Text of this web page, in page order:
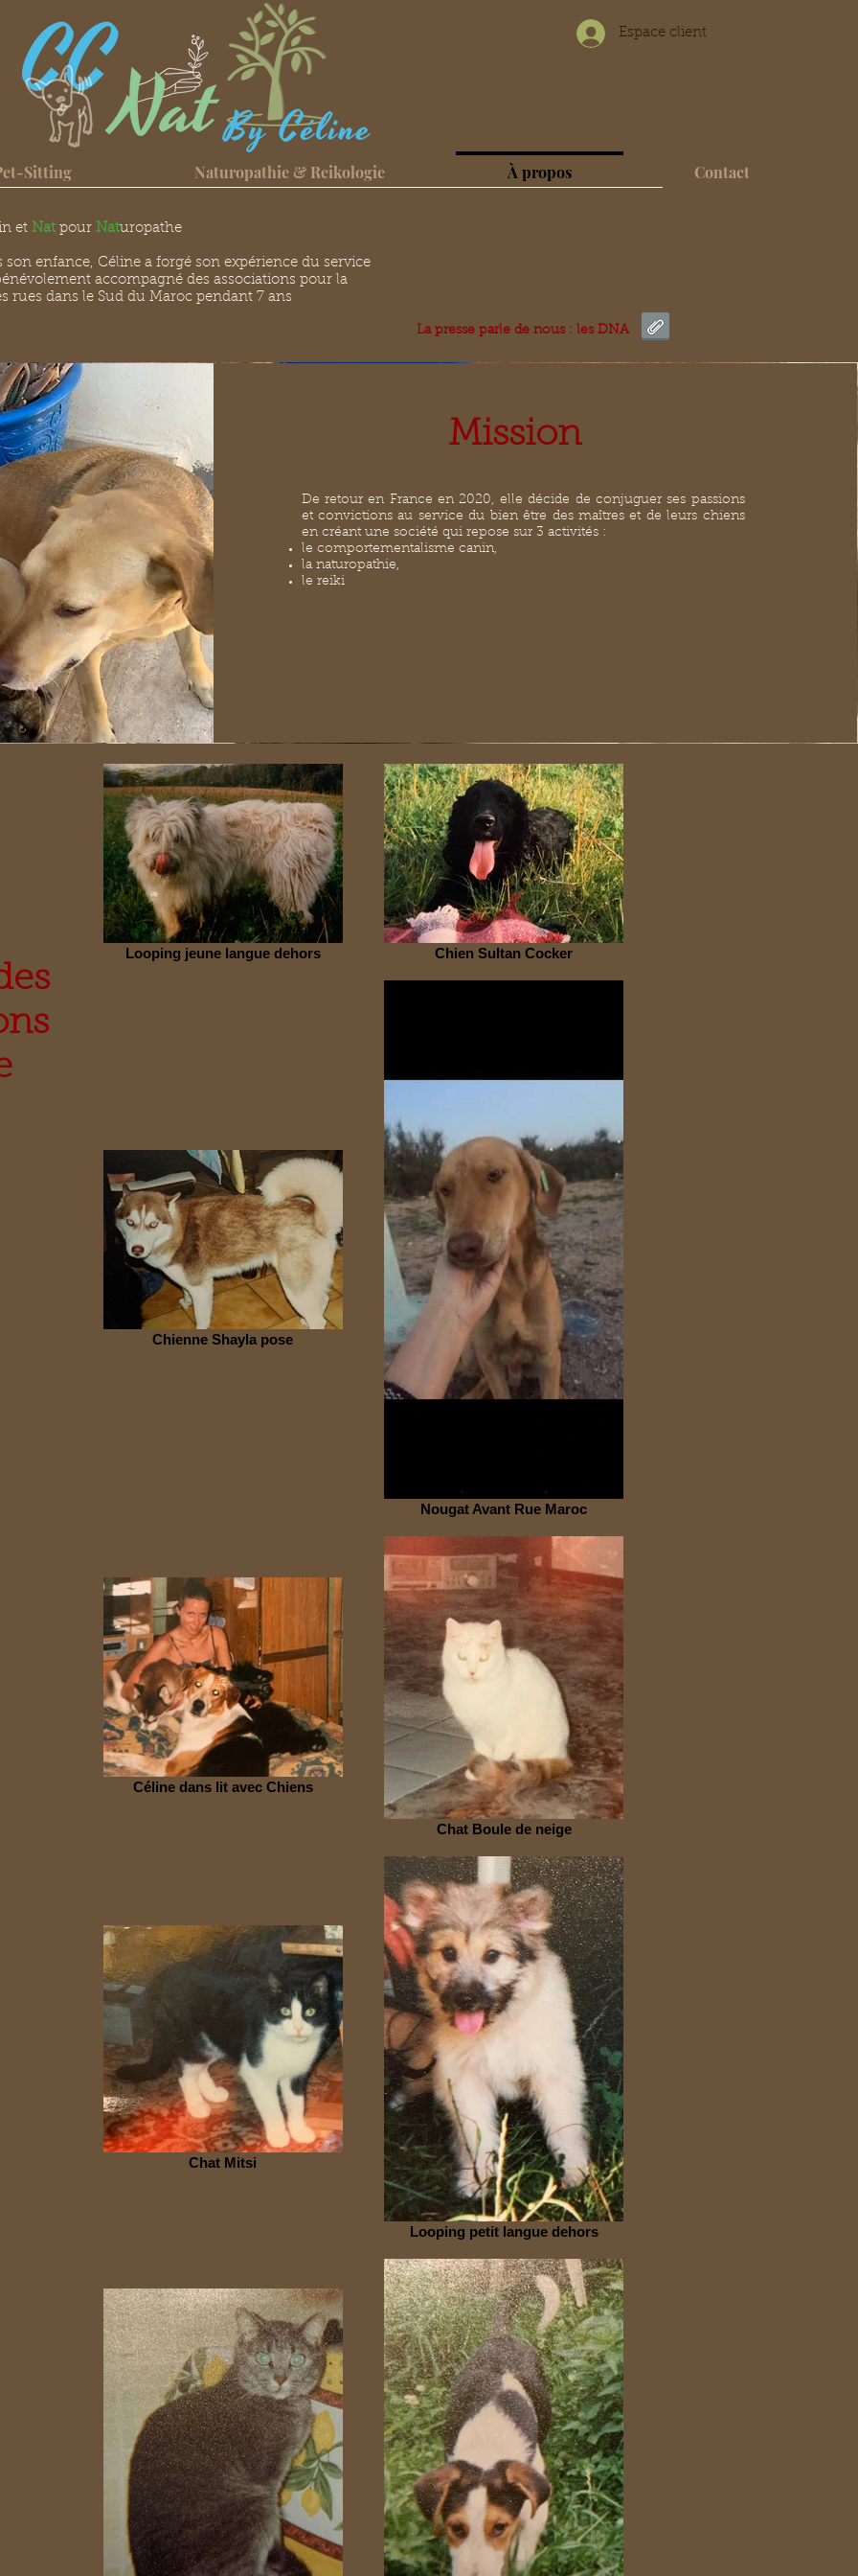
Espace client
Sitting Naturopathie & Reikologie À propos Contact
et Nat pour Naturopathe
enfance, Céline a forgé son expérience du service
accompagné des associations pour la
rues dans le Sud du Maroc pendant 7 ans
La presse parle de nous : les DNA
Mission
De retour en France en 2020, elle décide de conjuguer ses passions
et convictions au service du bien être des maîtres et de leurs chiens
en créant une société qui repose sur 3 activités :
le comportementalisme canin,
la naturopathie,
le reiki
Looping jeune langue dehors Chien Sultan Cocker
Chienne Shayla pose
Nougat Avant Rue Maroc
Céline dans lit avec Chiens
Chat Boule de neige
Chat Mitsi
Looping petit langue dehors